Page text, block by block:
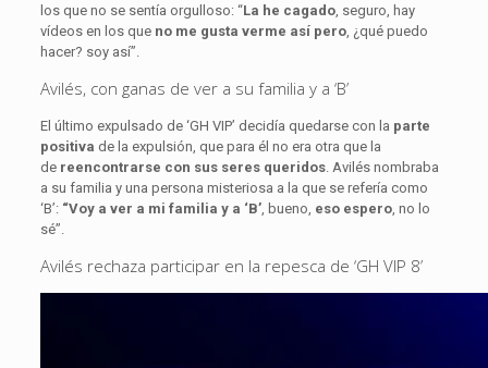
los que no se sentía orgulloso: “La he cagado, seguro, hay
vídeos en los que no me gusta verme así pero, ¿qué puedo
hacer? soy así”.
Avilés, con ganas de ver a su familia y a ‘B’
El último expulsado de ‘GH VIP’ decidía quedarse con la parte
positiva de la expulsión, que para él no era otra que la
de reencontrarse con sus seres queridos. Avilés nombraba
a su familia y una persona misteriosa a la que se refería como
‘B’: “Voy a ver a mi familia y a ‘B’, bueno, eso espero, no lo
sé”.
Avilés rechaza participar en la repesca de ‘GH VIP 8’